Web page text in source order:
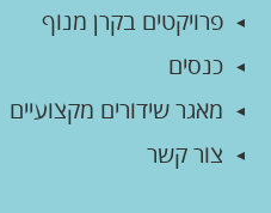
פרויקטים בקרן מנוף
כנסים
מאגר שידורים מקצועיים
צור קשר